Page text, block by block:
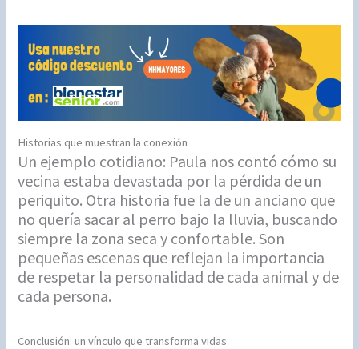
Historias que muestran la conexión
Un ejemplo cotidiano: Paula nos contó cómo su
vecina estaba devastada por la pérdida de un
periquito. Otra historia fue la de un anciano que
no quería sacar al perro bajo la lluvia, buscando
siempre la zona seca y confortable. Son
pequeñas escenas que reflejan la importancia
de respetar la personalidad de cada animal y de
cada persona.
Conclusión: un vínculo que transforma vidas